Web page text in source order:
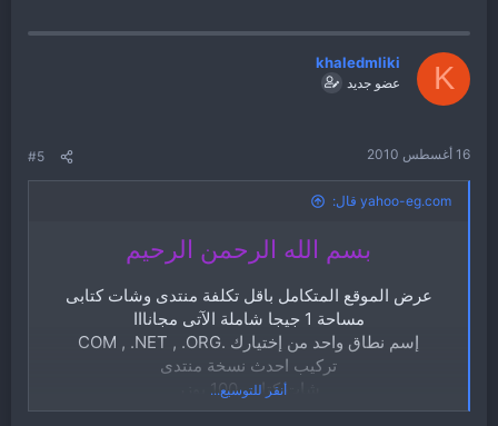
K
khaledmliki
عضو جديد
16 أغسطس 2010 #5
yahoo-eg.com قال:
بسم الله الرحمن الرحيم
عرض الموقع المتكامل باقل تكلفة منتدى وشات كتابى
مساحة 1 جيجا شاملة الآتى مجانااا
إسم نطاق واحد من إختيارك .COM , .NET , .ORG
تركيب احدث نسخة منتدى
شات كتابى 100 يوزر
تركيب عدد 2 إستايل وكتابة إسم الموقع بطريقة مميزة
أنقر للتوسيع...